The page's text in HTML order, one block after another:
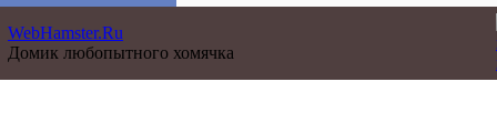
WebHamster.Ru
Домик любопытного хомячка